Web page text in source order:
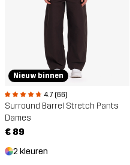
Nieuw binnen
4.7 (66)
Surround Barrel Stretch Pants
Dames
€ 89
2 kleuren